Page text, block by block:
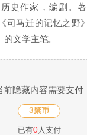
史作家，编剧。
司马迁的记忆之野
文学主笔。
前隐藏内容需要支付
3聚币
已有0人支付